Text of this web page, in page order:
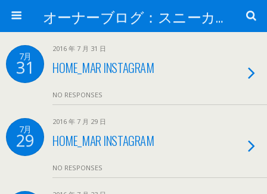
オーナーブログ：スニーカーセレクトショップ「HOME」 ナイキ・アディダス・バンズ・コンバー・JT&CO・HOPPS・UNDEFEATED・通販
7月
31
2016 年 7 月 31 日
HOME_MAR INSTAGRAM
NO RESPONSES
7月
29
2016 年 7 月 29 日
HOME_MAR INSTAGRAM
NO RESPONSES